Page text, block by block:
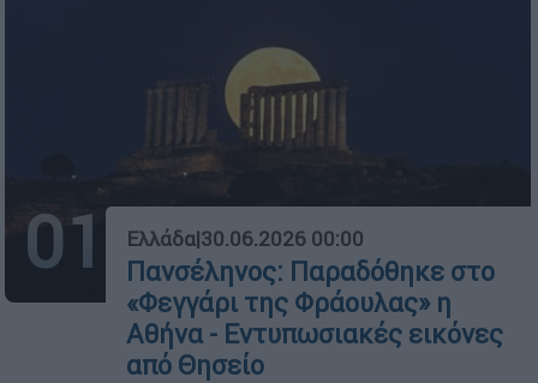
01 Ελλάδα|30.06.2026 00:00
Πανσέληνος: Παραδόθηκε στο
«Φεγγάρι της Φράουλας» η
Αθήνα - Εντυπωσιακές εικόνες
από Θησείο